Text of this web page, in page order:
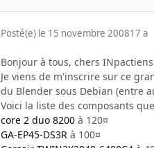
Posté(e) le 15 novembre 200817 a
Bonjour à tous, chers INpactiens
Je viens de m'inscrire sur ce
du Blender sous Debian (entre
Voici la liste des composants
core 2 duo 8200 à 120¤
GA-EP45-DS3R à 100¤